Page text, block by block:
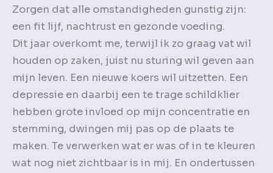
Zorgen dat alle omstandigheden gunstig zijn:
een fit lijf, nachtrust en gezonde voeding.
Dit jaar overkomt me, terwijl ik zo graag vat wil
houden op zaken, juist nu sturing wil geven aan
mijn leven. Een nieuwe koers wil uitzetten. Een
depressie en daarbij een te trage schildklier
hebben grote invloed op mijn concentratie en
stemming, dwingen mij pas op de plaats te
maken. Te verwerken wat er was of in te kleuren
wat nog niet zichtbaar is in mij. En ondertussen